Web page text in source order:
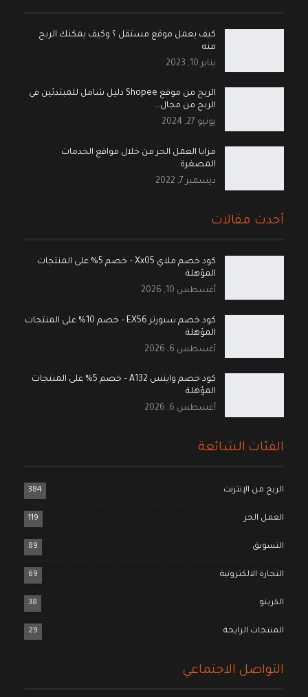
كيف يعمل موقع مستقل ؟ وكيف يمكنك الربح
منه
يناير 10, 2023
الربح من موقع Shopee دليل شامل للمبتدئين في
الربح من مجال…
يونيو 27, 2024
مزايا العمل الحر من خلال مواقع الخدمات
المصغرة
ديسمبر 7, 2022
أحدث مقالات
كود خصم ملاي Xx05 – خصم 5% على المنتجات
المؤهلة
أغسطس 10, 2026
كود خصم سبورتر EX56 – خصم 10% على المنتجات
المؤهلة
أغسطس 6, 2026
كود خصم وايتس A132 – خصم 5% على المنتجات
المؤهلة
أغسطس 6, 2026
الفئات الشائعة
الربح من الإنترنت 384
العمل الحر 119
التسويق 89
التجارة الالكترونية 69
الكربتو 38
المنتجات الرابحة 29
التواصل الاجتماعي